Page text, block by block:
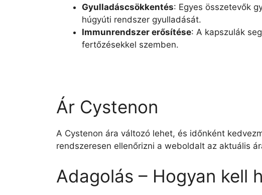
Gyulladáscsökkentés: Egyes összetevők
húgyúti rendszer gyulladását.
Immunrendszer erősítése: A kapszulák
fertőzésekkel szemben.
Ár Cystenon
A Cystenon ára változó lehet, és időnként
rendszeresen ellenőrizni a weboldalt az aktuális
Adagolás – Hogyan kell